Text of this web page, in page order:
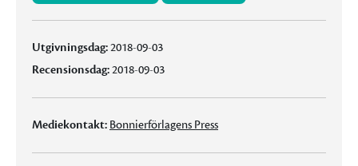
Utgivningsdag:2018-09-03
Recensionsdag:2018-09-03
Mediekontakt: Bonnierförlagens Press